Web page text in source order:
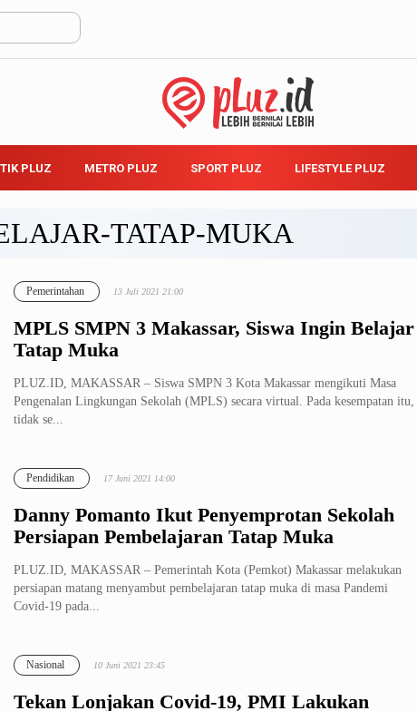
PLUZ METRO PLUZ SPORT PLUZ LIFESTYLE PLUZ
TATAP-MUKA
MPLS SMPN 3 Makassar, Siswa Ingin Belajar
Tatap Muka
Pemerintahan 13 Juli 2021 21:00
PLUZ.ID, MAKASSAR – Siswa SMPN 3 Kota Makassar mengikuti Masa
Pengenalan Lingkungan Sekolah (MPLS) secara virtual. Pada kesempatan itu,
tidak se...
Danny Pomanto Ikut Penyemprotan Sekolah
Persiapan Pembelajaran Tatap Muka
Pendidikan 17 Juni 2021 14:00
PLUZ.ID, MAKASSAR – Pemerintah Kota (Pemkot) Makassar melakukan
persiapan matang menyambut pembelajaran tatap muka di masa Pandemi
Covid-19 pada...
Tekan Lonjakan Covid-19, PMI Lakukan
Nasional 10 Juni 2021 23:45